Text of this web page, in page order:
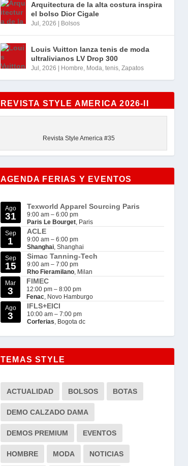
Arquitectura de la alta costura inspira
el bolso Dior Cigale
Jul, 2026 Bolsos
Louis Vuitton lanza tenis de moda
ultralivianos LV Drop 300
Jul, 2026 Hombre, Moda, tenis, Zapatos
REVISTA STYLE AMERICA 2026-II
Revista Style America #35
AGENDA FERIAS Y EVENTOS
Ago
31
Texworld Apparel Sourcing Paris
9:00 am – 6:00 pm
Paris Le Bourget, Paris
Sep
1
ACLE
9:00 am – 6:00 pm
Shanghai, Shanghai
Sep
15
Simac Tanning-Tech
9:00 am – 7:00 pm
Rho Fieramilano, Milan
Mar
3
FIMEC
12:00 pm – 8:00 pm
Fenac, Novo Hamburgo
Ago
3
IFLS+EICI
10:00 am – 7:00 pm
Corferias, Bogota dc
TEMAS STYLE
ACTUALIDAD BOLSOS BOTAS
DEMO CALZADO DAMA
DEMOS PREMIUM EVENTOS
HOMBRE MODA NOTICIAS